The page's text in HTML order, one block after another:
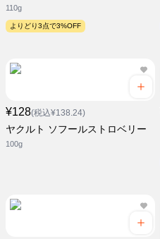
110g
よりどり3点で3%OFF
¥128(税込¥138.24)
ヤクルト ソフールストロベリー
100g